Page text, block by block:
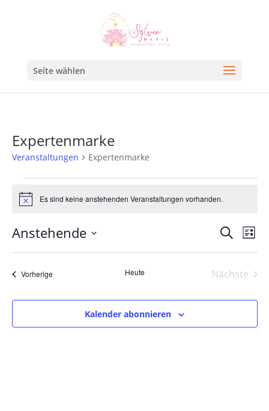
Seite wählen
Expertenmarke
Veranstaltungen Expertenmarke
HinweisEs sind keine anstehenden Veranstaltungen vorhanden.
Suche
und
SucheListe
Anstehende
Datum
wählen.
VorherigeVeranstaltungen Heute
Nächste
Kalender abonnieren